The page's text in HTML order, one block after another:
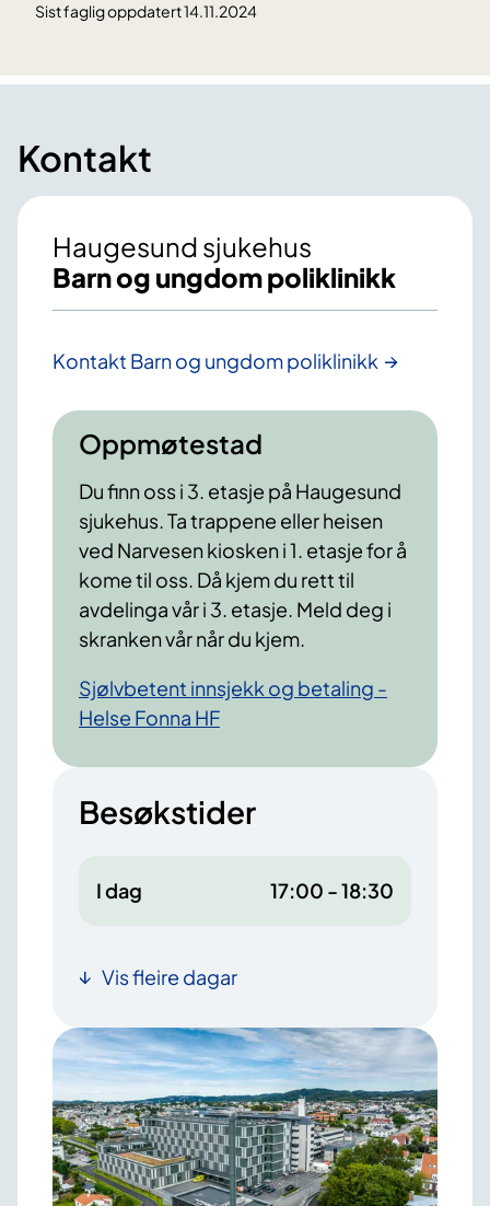
Sist faglig oppdatert 14.11.2024
Kontakt
Haugesund sjukehus
Barn og ungdom poliklinikk
Kontakt Barn og ungdom poliklinikk
Oppmøtestad
Du finn oss i 3. etasje på Haugesund
sjukehus. Ta trappene eller heisen
ved Narvesen kiosken i 1. etasje for å
kome til oss. Då kjem du rett til
avdelinga vår i 3. etasje. Meld deg i
skranken vår når du kjem.
Sjølvbetent innsjekk og betaling -
Helse Fonna HF
Besøkstider
I dag 17:00 - 18:30
Vis fleire dagar